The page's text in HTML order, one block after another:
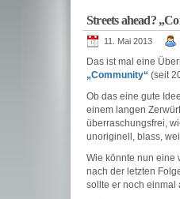
Streets ahead?
11. Mai 2013
Das ist mal eine
„Community“ (seit
Ob das eine gute
einem langen
überraschungsfrei,
unoriginell, blass,
Wie könnte nun eine
nach der letzten
sollte er noch einmal